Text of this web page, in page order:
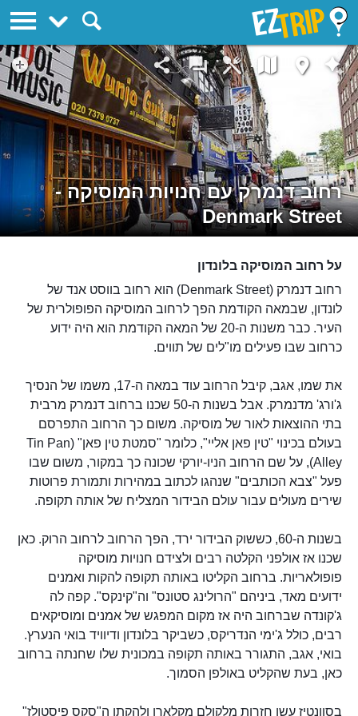
רחוב דנמרק עם חנויות המוסיקה -
Denmark Street
על רחוב המוסיקה בלונדון
רחוב דנמרק (Denmark Street) הוא רחוב בווסט אנד של
לונדון, שבמאה הקודמת הפך לרחוב המוסיקה הפופולרית של
העיר. כבר משנות ה-20 של המאה הקודמת הוא היה ידוע
כרחוב שבו פעילים מו"לים של תווים.
את שמו, אגב, קיבל הרחוב עוד במאה ה-17, משמו של הנסיך
ג'ורג' מדנמרק. אבל בשנות ה-50 שכנו ברחוב דנמרק מרבית
בתי ההוצאות לאור של מוסיקה. משום כך הרחוב התפרסם
בעולם בכינוי "טין פאן אליי", כלומר "סמטת טין פאן" (Tin Pan
Alley), על שם הרחוב הניו-יורקי שכונה כך במקור, משום שבו
פעל "צבא הכותבים" שנהגו לכתוב במהירות ותמורת פרוטות
שירים מעולים עבור עולם הבידור המצליח של אותה תקופה.
בשנות ה-60, כששוק הבידור ירד, הפך הרחוב לרחוב הרוק. כאן
שכנו אז אולפני הקלטה רבים ולצידם חנויות מוסיקה
פופולאריות. ברחוב הקליטו באותה תקופה להקות ואמנים
ידועים מאד, ביניהם "הרולינג סטונס" וה"קינקס". קפה לה
ג'קונדה שברחוב היה אז מקום המפגש של אמנים ומוסיקאים
רבים, כולל ג'ימי הנדריקס, כשביקר בלונדון ודיוויד בואי הנערץ.
בואי, אגב, התגורר באותה תקופה במכונית שלו שחנתה ברחוב
כאן, בעת שהקליט באולפן הסמוך.
בסוונטיז עשו חזרות מלקולם מקלארן ולהקתו ה"סקס פיסטולז"
EZTrip